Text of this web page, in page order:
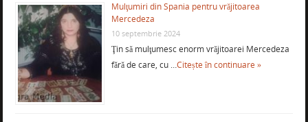
Mulţumiri din Spania pentru vrăjitoarea
Mercedeza
10 septembrie 2024
Ţin să mulţumesc enorm vrăjitoarei Mercedeza
fără de care, cu …Citește în continuare »